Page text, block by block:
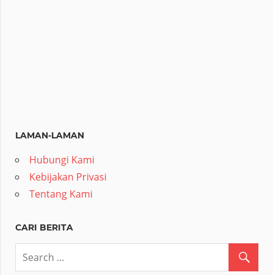
LAMAN-LAMAN
Hubungi Kami
Kebijakan Privasi
Tentang Kami
CARI BERITA